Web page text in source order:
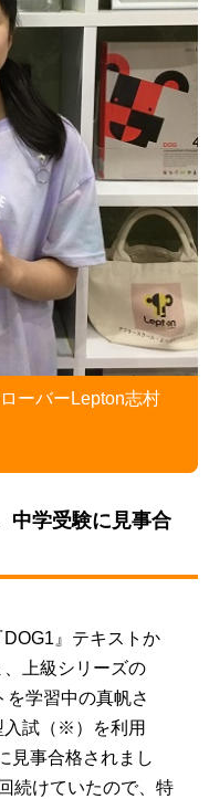
ーバーLepton志村
中学受験に見事合
』テキストか
上級シリーズの
を学習中の真帆さ
入試（※）を利用
見事合格されまし
続けていたので、特